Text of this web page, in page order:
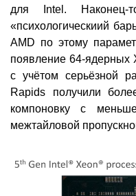
для Intel. Наконец-
«психологическиий
AMD по этому
появление 64-ядерных
с учётом серьёзной
Rapids получили
компоновку с
межтайловой